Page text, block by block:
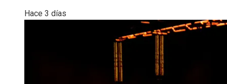
Hace 3 días